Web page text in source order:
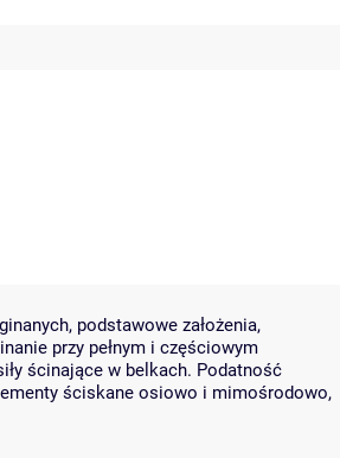
podstawowe założenia,
przy pełnym i częściowym
ścinające w belkach. Podatność
ściskane osiowo i mimośrodowo,